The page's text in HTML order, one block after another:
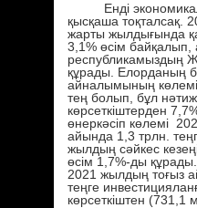
Енді
қысқаша тоқталсақ.
жарты жылдығында
3,1% өсім байқалып,
республикамыздың
құрады. Елорданың
айналымының
тең болып, бұл
көрсеткіштерден
өнеркәсіп көлемі
айында 1,3 трлн.
жылдың сәйкес
өсім 1,7%-ды
2021 жылдың тоғыз
теңге
көрсеткіштен (731,1